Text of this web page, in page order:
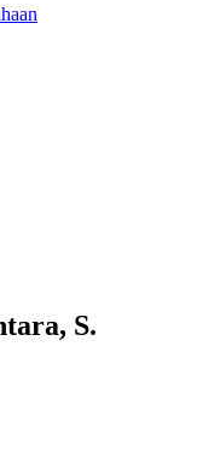
S.